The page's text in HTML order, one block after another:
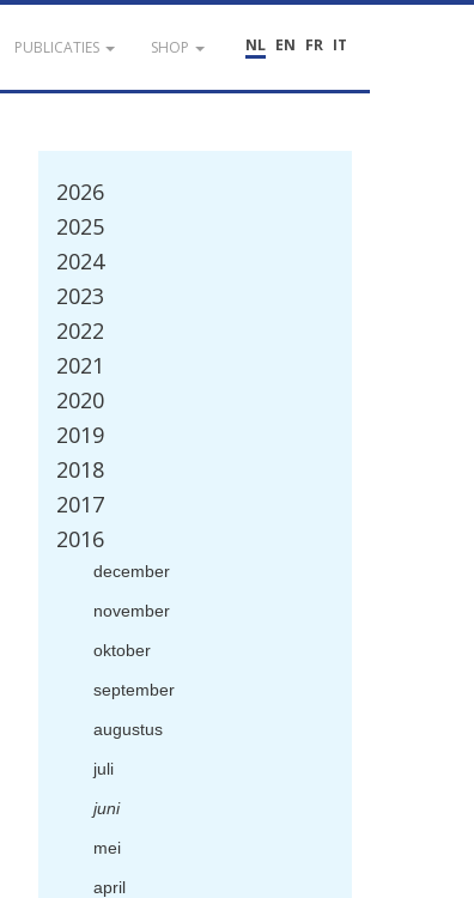
NL EN FR IT
PUBLICATIES SHOP
2026
2025
2024
2023
2022
2021
2020
2019
2018
2017
2016
december
november
oktober
september
augustus
juli
juni
mei
april